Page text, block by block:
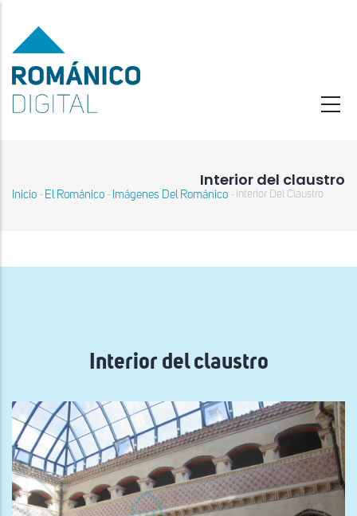
contenido
principal
Interior del claustro
Sobrescribir
navegación
Inicio - El Románico - Imágenes Del Románico - Interior Del Claustro
Interior del claustro